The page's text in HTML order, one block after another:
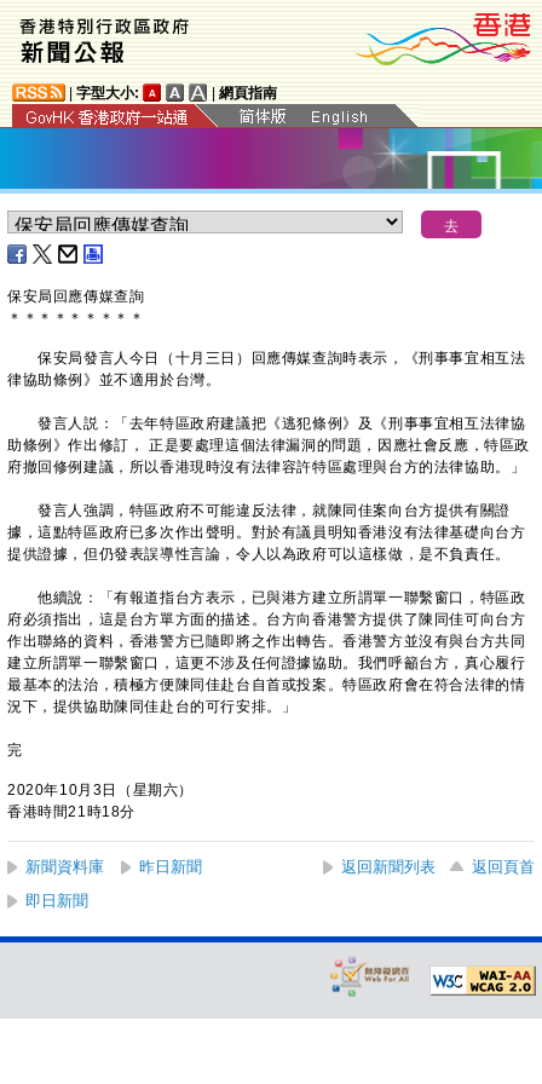
字型大小: 網頁指南
保安局回應傳媒查詢
＊ ＊ ＊ ＊ ＊ ＊ ＊ ＊ ＊
保安局發言人今日（十月三日）回應傳媒查詢時表示，《刑事事宜相互法
律協助條例》並不適用於台灣。
發言人説：「去年特區政府建議把《逃犯條例》及《刑事事宜相互法律協
助條例》作出修訂， 正是要處理這個法律漏洞的問題，因應社會反應，特區政
府撤回修例建議，所以香港現時沒有法律容許特區處理與台方的法律協助。」
發言人強調，特區政府不可能違反法律，就陳同佳案向台方提供有關證
據，這點特區政府已多次作出聲明。對於有議員明知香港沒有法律基礎向台方
提供證據，但仍發表誤導性言論，令人以為政府可以這樣做，是不負責任。
他續說：「有報道指台方表示，已與港方建立所謂單一聯繫窗口，特區政
府必須指出，這是台方單方面的描述。台方向香港警方提供了陳同佳可向台方
作出聯絡的資料，香港警方已隨即將之作出轉告。香港警方並沒有與台方共同
建立所謂單一聯繫窗口，這更不涉及任何證據協助。我們呼籲台方，真心履行
最基本的法治，積極方便陳同佳赴台自首或投案。特區政府會在符合法律的情
況下，提供協助陳同佳赴台的可行安排。」
完
2020年10月3日（星期六）
香港時間21時18分
新聞資料庫 昨日新聞 返回新聞列表
返回頁首
即日新聞